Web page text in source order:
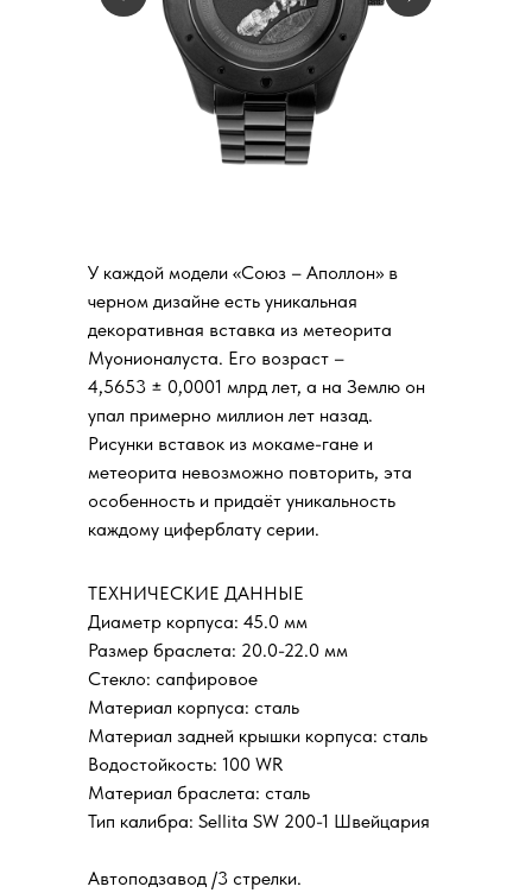
ТЕХНИЧЕСКИЕ ДАННЫЕ
Диаметр корпуса: 45.0 мм
Размер браслета: 20.0-22.0 мм
Стекло: сапфировое
Материал корпуса: сталь
Материал задней крышки корпуса: сталь
Водостойкость: 100 WR
Материал браслета: сталь
Тип калибра: Sellita SW 200-1 Швейцария
Автоподзавод /3 стрелки.
У каждой модели «Союз – Аполлон» в
черном дизайне есть уникальная
декоративная вставка из метеорита
Муонионалуста. Его возраст –
4,5653 ± 0,0001 млрд лет, а на Землю он
упал примерно миллион лет назад.
Рисунки вставок из мокаме-гане и
метеорита невозможно повторить, эта
особенность и придаёт уникальность
каждому циферблату серии.